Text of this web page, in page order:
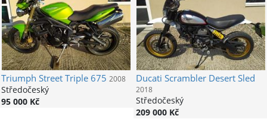
Triumph Street Triple 675 2008
Středočeský
95 000 Kč
Ducati Scrambler Desert Sled
2018
Středočeský
209 000 Kč